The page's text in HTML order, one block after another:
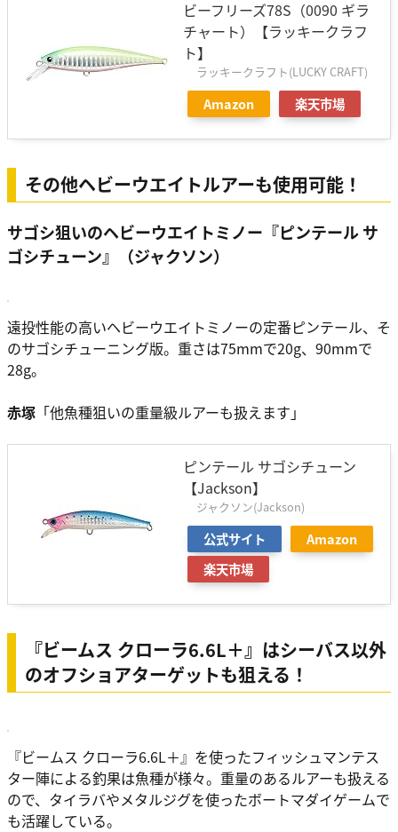
ビーフリーズ78S（0090 ギラ
チャート）【ラッキークラフ
ト】
ラッキークラフト(LUCKY CRAFT)
Amazon 楽天市場
その他ヘビーウエイトルアーも使用可能！
サゴシ狙いのヘビーウエイトミノー『ピンテール サ
ゴシチューン』（ジャクソン）
遠投性能の高いヘビーウエイトミノーの定番ピンテール、そ
のサゴシチューニング版。重さは75mmで20g、90mmで
28g。
赤塚 「他魚種狙いの重量級ルアーも扱えます」
ピンテール サゴシチューン
【Jackson】
ジャクソン(Jackson)
公式サイト
Amazon
楽天市場
『ビームス クローラ6.6L＋』はシーバス以外
のオフショアターゲットも狙える！
『ビームス クローラ6.6L＋』を使ったフィッシュマンテス
ター陣による釣果は魚種が様々。重量のあるルアーも扱える
ので、タイラバやメタルジグを使ったボートマダイゲームで
も活躍している。